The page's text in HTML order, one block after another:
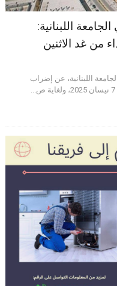
اللبنانية:
من غد الاثنين
اللبنانية، عن إضراب